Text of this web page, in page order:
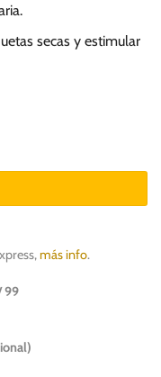
secas y estimular
x 80gr - Gatos
más info.
99